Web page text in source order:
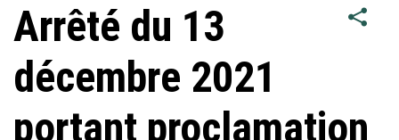
Arrêté du 13
décembre 2021
portant proclamation